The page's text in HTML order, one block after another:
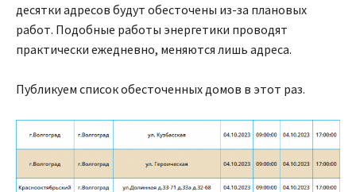
десятки адресов будут обесточены из-за плановых
работ. Подобные работы энергетики проводят
практически ежедневно, меняются лишь адреса.
Публикуем список обесточенных домов в этот раз.